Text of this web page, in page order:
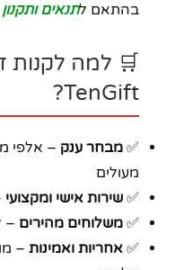
בהתאם לתנאים ותקנון
🛒 למה לקנות
TenGift?
✅ מבחר ענק – אלפי
מעולים
✅ שירות אישי ומקצועי
✅ משלוחים מהירים –
✅ אחריות ואמינות –